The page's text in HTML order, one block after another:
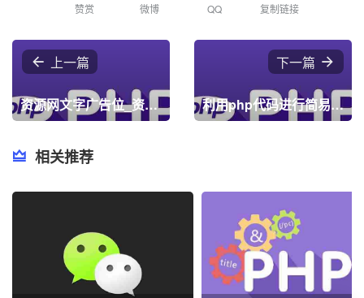
赞赏 微博 QQ 复制链接
上一篇
资源网文字广告位_资源网文字广告栏源码_资源网文字广告位代码
下一篇
利用php代码进行简易域名授权
相关推荐